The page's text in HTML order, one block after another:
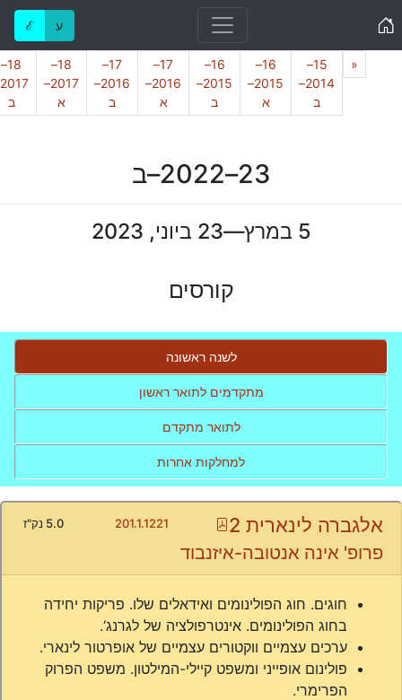
ℰ ע
«
Previous
15–
2014–
ב
16–
2015–
א
16–
2015–
ב
17–
2016–
א
17–
2016–
ב
18–
2017–
א
18–
ב
23–2022–ב
5 במרץ—23 ביוני, 2023
קורסים
לשנה ראשונה
מתקדמים לתואר ראשון
לתואר מתקדם
למחלקות אחרות
אלגברה לינארית 2 201.1.1221 5.0 נק"ז
פרופ' אינה אנטובה-איזנבוד
חוגים. חוג הפולינומים ואידאלים שלו. פריקות יחידה
בחוג הפולינומים. אינטרפולציה של לגרנג‘.
ערכים עצמיים ווקטורים עצמיים של אופרטור לינארי.
פולינום אופייני ומשפט קיילי-המילטון. משפט הפרוק
הפרימרי.